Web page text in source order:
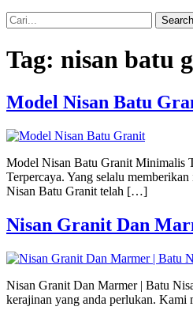
Search
Tag: nisan batu
Model Nisan Batu
Model Nisan Batu Granit Minimalis
Terpercaya. Yang selalu
Nisan Batu Granit telah […]
Nisan Granit Dan
Nisan Granit Dan Marmer | Batu
kerajinan yang anda perlukan. Kami